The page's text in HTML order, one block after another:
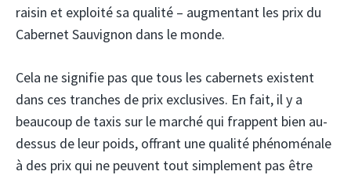
raisin et exploité sa qualité – augmentant les prix du
Cabernet Sauvignon dans le monde.
Cela ne signifie pas que tous les cabernets existent
dans ces tranches de prix exclusives. En fait, il y a
beaucoup de taxis sur le marché qui frappent bien au-
dessus de leur poids, offrant une qualité phénoménale
à des prix qui ne peuvent tout simplement pas être